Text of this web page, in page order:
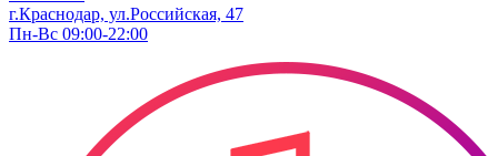
г.Краснодар, ул.​Российская, 47
Пн-Вс 09:00-22:00